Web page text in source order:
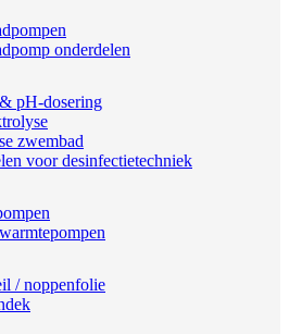
onderdelen
pH-dosering
zwembad
voor desinfectietechniek
/ noppenfolie